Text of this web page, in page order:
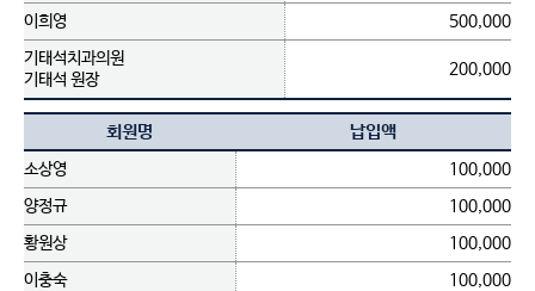
이희영
500,000
기태석치과의원
기태석 원장
200,000
회원명 납입액
소상영
100,000
양정규
100,000
황원상
100,000
이충숙
100,000